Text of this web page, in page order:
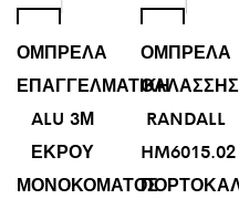
ΟΜΠΡΕΛΑ
ΕΠΑΓΓΕΛΜΑΤΙΚΗ
ALU 3Μ
ΕΚΡΟΥ
ΜΟΝΟΚΟΜΑΤΟΣ
ΟΜΠΡΕΛΑ
ΘΑΛΑΣΣΗΣ
RANDALL
HM6015.02